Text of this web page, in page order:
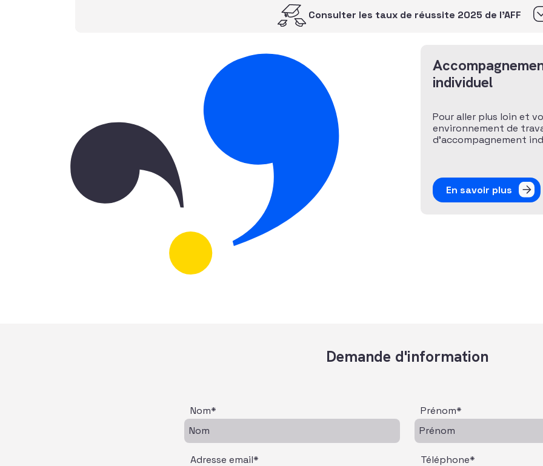
Consulter les taux de réussite 2025 de l’AFF
individuel
Pour aller plus loin et
environnement de
d’accompagnement
En savoir plus
Demande d'information
Nom* Prénom*
Adresse email* Téléphone*